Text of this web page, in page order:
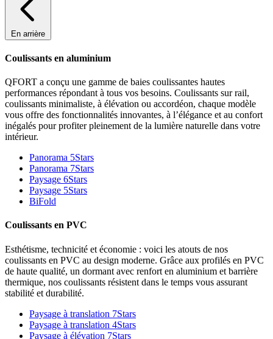
En arrière
Coulissants en aluminium
QFORT a conçu une gamme de baies coulissantes hautes
performances répondant à tous vos besoins. Coulissants sur rail,
coulissants minimaliste, à élévation ou accordéon, chaque modèle
vous offre des fonctionnalités innovantes, à l’élégance et au confort
inégalés pour profiter pleinement de la lumière naturelle dans votre
intérieur.
Panorama 5Stars
Panorama 7Stars
Paysage 6Stars
Paysage 5Stars
BiFold
Coulissants en PVC
Esthétisme, technicité et économie : voici les atouts de nos
coulissants en PVC au design moderne. Grâce aux profilés en PVC
de haute qualité, un dormant avec renfort en aluminium et barrière
thermique, nos coulissants résistent dans le temps vous assurant
stabilité et durabilité.
Paysage à translation 7Stars
Paysage à translation 4Stars
Paysage à élévation 7Stars